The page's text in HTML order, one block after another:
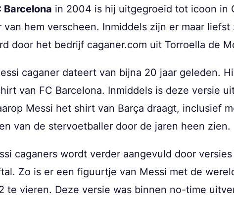
Barcelona in 2004 is hij uitgegroeid tot icoon in
van hem verscheen. Inmiddels zijn er maar
door het bedrijf caganer.com uit Torroella de
caganer dateert van bijna 20 jaar geleden.
van FC Barcelona. Inmiddels is deze versie
Messi het shirt van Barça draagt, inclusief
van de stervoetballer door de jaren heen zien.
caganers wordt verder aangevuld door
Zo is er een figuurtje van Messi met de
te vieren. Deze versie was binnen no-time